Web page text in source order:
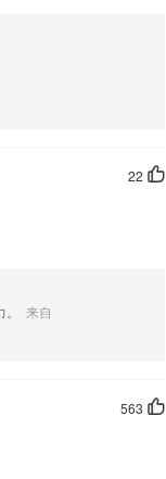
诊断之便利。更可预约
22
来自
563